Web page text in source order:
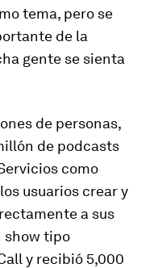
tema, pero se
de la
gente se sienta
de personas,
de podcasts
como
usuarios crear y
a sus
show tipo
y recibió 5,000